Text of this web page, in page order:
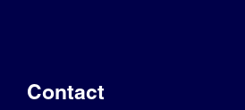
Contact